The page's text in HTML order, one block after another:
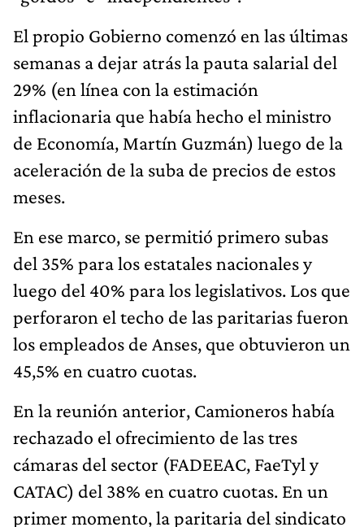
El propio Gobierno comenzó en las últimas
semanas a dejar atrás la pauta salarial del
29% (en línea con la estimación
inflacionaria que había hecho el ministro
de Economía, Martín Guzmán) luego de la
aceleración de la suba de precios de estos
meses.
En ese marco, se permitió primero subas
del 35% para los estatales nacionales y
luego del 40% para los legislativos. Los que
perforaron el techo de las paritarias fueron
los empleados de Anses, que obtuvieron un
45,5% en cuatro cuotas.
En la reunión anterior, Camioneros había
rechazado el ofrecimiento de las tres
cámaras del sector (FADEEAC, FaeTyl y
CATAC) del 38% en cuatro cuotas. En un
primer momento, la paritaria del sindicato